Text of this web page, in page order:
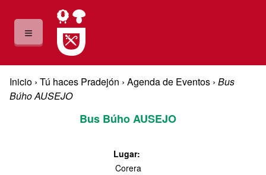
Pasar al contenido principal
≡
Usted está aquí
Inicio › Tú haces Pradejón › Agenda de Eventos › Bus
Búho AUSEJO
Bus Búho AUSEJO
Lugar:
Corera